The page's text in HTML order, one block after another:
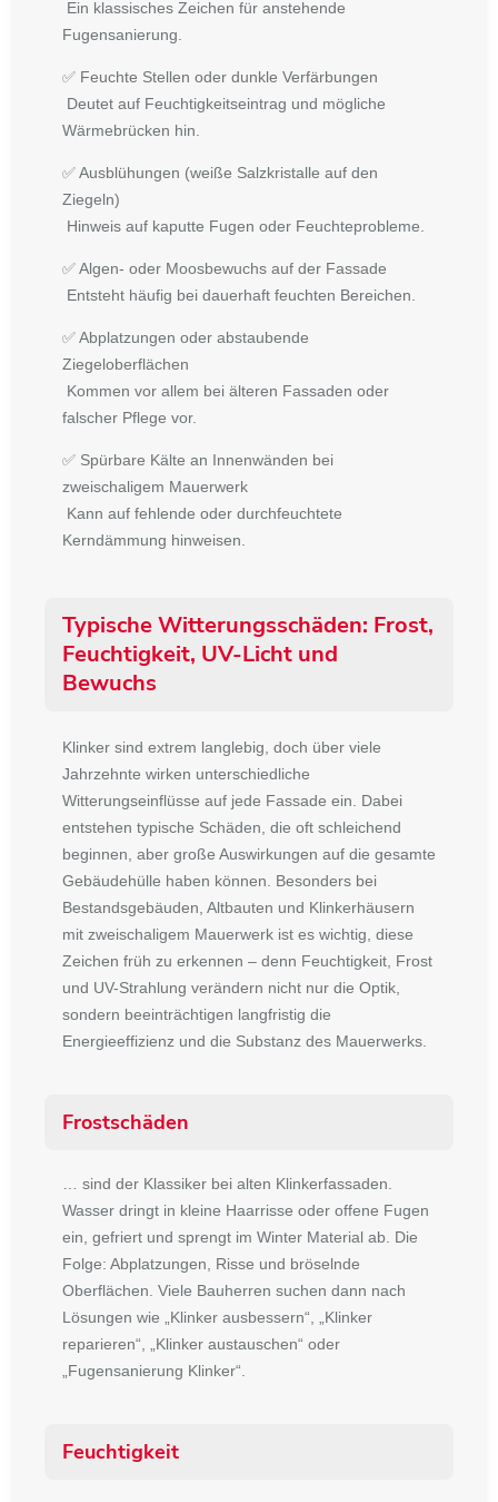
Ein klassisches Zeichen für anstehende
Fugensanierung.
✅ Feuchte Stellen oder dunkle Verfärbungen
Deutet auf Feuchtigkeitseintrag und mögliche
Wärmebrücken hin.
✅ Ausblühungen (weiße Salzkristalle auf den
Ziegeln)
Hinweis auf kaputte Fugen oder Feuchteprobleme.
✅ Algen- oder Moosbewuchs auf der Fassade
Entsteht häufig bei dauerhaft feuchten Bereichen.
✅ Abplatzungen oder abstaubende
Ziegeloberflächen
Kommen vor allem bei älteren Fassaden oder
falscher Pflege vor.
✅ Spürbare Kälte an Innenwänden bei
zweischaligem Mauerwerk
Kann auf fehlende oder durchfeuchtete
Kerndämmung hinweisen.
Typische Witterungsschäden: Frost,
Feuchtigkeit, UV-Licht und
Bewuchs
Klinker sind extrem langlebig, doch über viele
Jahrzehnte wirken unterschiedliche
Witterungseinflüsse auf jede Fassade ein. Dabei
entstehen typische Schäden, die oft schleichend
beginnen, aber große Auswirkungen auf die gesamte
Gebäudehülle haben können. Besonders bei
Bestandsgebäuden, Altbauten und Klinkerhäusern
mit zweischaligem Mauerwerk ist es wichtig, diese
Zeichen früh zu erkennen – denn Feuchtigkeit, Frost
und UV-Strahlung verändern nicht nur die Optik,
sondern beeinträchtigen langfristig die
Energieeffizienz und die Substanz des Mauerwerks.
Frostschäden
… sind der Klassiker bei alten Klinkerfassaden.
Wasser dringt in kleine Haarrisse oder offene Fugen
ein, gefriert und sprengt im Winter Material ab. Die
Folge: Abplatzungen, Risse und bröselnde
Oberflächen. Viele Bauherren suchen dann nach
Lösungen wie
„Klinker ausbessern“, „Klinker
reparieren“, „Klinker austauschen“ oder
„Fugensanierung Klinker“
Feuchtigkeit